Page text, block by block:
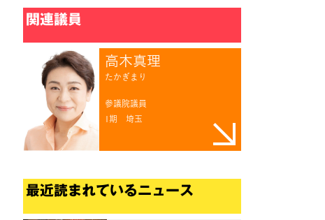
関連議員
高木真理
たかぎまり
参議院議員
1期埼玉
最近読まれているニュース